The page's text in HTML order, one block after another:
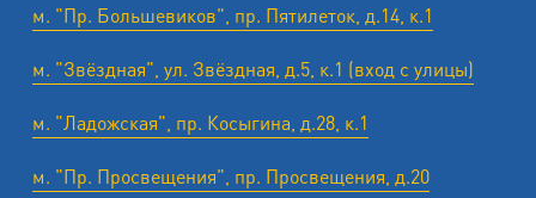
м. "Пр. Большевиков", пр. Пятилеток, д.14, к.1
м. "Звёздная", ул. Звёздная, д.5, к.1 (вход с улицы)
м. "Ладожская", пр. Косыгина, д.28, к.1
м. "Пр. Просвещения", пр. Просвещения, д.20